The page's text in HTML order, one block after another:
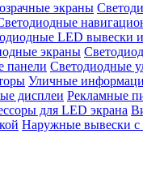
экраны
LED вывески
экраны
панели Светодиодные
Уличные
дисплеи Рекламные
для LED экрана
Наружные вывески с